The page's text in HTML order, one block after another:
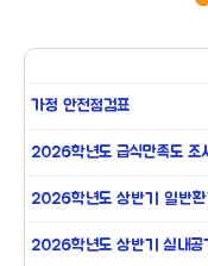
가정 안전점검표
2026학년도 급식만족도 조
2026학년도 상반기 일반환
2026학년도 상반기 실내공